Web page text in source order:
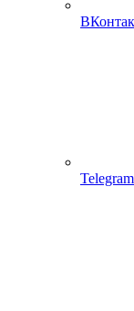
Telegram